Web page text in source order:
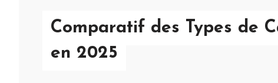
Comparatif des Types de
en 2025